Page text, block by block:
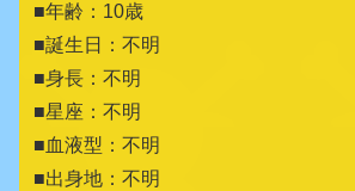
■年齢：10歳
■誕生日：不明
■身長：不明
■星座：不明
■血液型：不明
■出身地：不明